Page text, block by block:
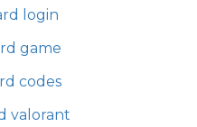
login
game
codes
valorant